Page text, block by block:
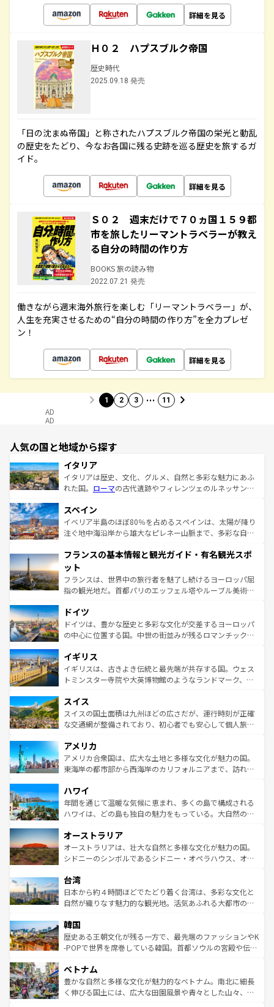
詳細を見る
Ｈ０２ ハプスブルク帝国
歴史時代
2025.09.18 発売
「日の沈まぬ帝国」と称されたハプスブルク帝国の栄光と動乱
の歴史をたどり、今なお各国に残る史跡を巡る歴史を旅するガ
イド。
詳細を見る
Ｓ０２ 週末だけで７０ヵ国１５９都
市を旅したリーマントラベラーが教え
る自分の時間の作り方
BOOKS 旅の読み物
2022.07.21 発売
働きながら週末海外旅行を楽しむ「リーマントラベラー」が、
人生を充実させるための“自分の時間の作り方”を全力プレゼ
ン！
詳細を見る
1 2 3 … 11
AD
AD
人気の国と地域から探す
イタリア
イタリアは歴史、文化、グルメ、自然と多彩な魅力にあふ
れた国。 ローマの古代遺跡やフィレンツェのルネッサンス
ろん、トスカーナの美しい田園風景やアマルフィ海岸の絶
景など、自然景観も見逃せない。観光の合間には、本場の
ピザやパスタなど、絶品のイタリア料理を堪能することも
ませてくれるイタリアで、忘れられない旅をしてみよう！
なお、新着のイタリア情報は
しい。
スペイン
イベリア半島のほぼ80％を占めるスペインは、太陽が降り
注ぐ地中海沿岸から雄大なピレネー山脈まで、多彩な自然
文化が根付くこの国では、情熱的なフラメンコ、熱気あふ
れる闘牛、そして美味しいタパスが生活の一部となってい
る。首都マドリードの洗練された雰囲気や、バルセロナの
アートに溢れた街角から、地方では古代ローマ遺跡や中世
せる。地方によって風土や気候が異なるスペインはその個
性で訪れる人を魅了する。 なお、新着のスペイン情報は コ
ンテンツ一覧を参照してほしい。
フランスの基本情報と観光ガイド・有名観光スポ
ット
フランスは、世界中の旅行者を魅了し続けるヨーロッパ屈
指の観光地だ。首都パリのエッフェル塔やルーブル美術館
で、幅広い魅力が詰まっている。華麗な宮殿、歴史的な大
聖堂、美しいビーチ、そして豊かな自然が、訪れる者を心
から魅了する。また、フランスは美食の国としても知ら
いる。シャンパンの発祥地であるランス、プロヴァンスの
香り高いラベンダー畑など、多彩な楽しみ方が可能だ。さ
らに、パリ以外の地域にも魅力が溢れており、どの街角に
れる地方に足を運ぶとそれぞれで全く異なる文化を体験で
きるだろう。 なお、新着のフランス情報はコンテンツ一覧
を参照してほしい。
ドイツ
ドイツは、豊かな歴史と多彩な文化が交差するヨーロッパ
の中心に位置する国。中世の街並みが残るロマンチック街
顔を持つこの国は、どこを歩いても飽きることがない。ベ
ルリンの文化的活気、バイエルン州のアルプスの絶景、そ
してライン川沿いのワイン畑といった風景は必見。ビール
は、お酒好きな人にはぜひ体験してほしい。 なお、新着の
ドイツ情報はコンテンツ一覧を参照してほしい。
イギリス
イギリスは、古きよき伝統と最先端が共存する国。ウェス
トミンスター寺院や大英博物館のようなランドマーク、歴
リアごとに異なる魅力がある。また、優雅なアフタヌーン
ティー、ビール好きにはたまらない英国パブ、サッカー観
戦など、本場だからこそできる体験も豊富。イギリスを旅
ンツ一覧を参照してほしい。
スイス
スイスの国土面積は九州ほどの広さだが、運行時刻が正確
な交通網が整備されており、初心者でも安心して個人旅行
の建物がそのまま残る町や、スイスならではのユニークな
博物館もあり、アルプス観光だけでなく町歩きも満喫する
ことができる。国民の所得が高いため物価も高いが、旅行
ば市内交通費無料で観光を楽しむこともできる。 なお、新
着のスイス情報はコンテンツ一覧 を参照してほしい。
アメリカ
アメリカ合衆国は、広大な土地と多様な文化が魅力の国。
東海岸の都市部から西海岸のカリフォルニアまで、訪れる
のような巨大都市は、観光、ショッピング、エンターテイ
ンメントが詰まった刺激的なスポットだ。一方、アメリカ
西部には大自然が広がり、グランドキャニオンやイエロー
部のニューオーリンズでは、音楽と美食が融合した独特の
文化が魅力。旅行者はアメリカの各地域で異なる魅力を楽
しみながら、その多様性と豊かな歴史を感じることができ
ならではの贅沢な旅のスタイルだ。 なお、新着のアメリカ
情報はコンテンツ一覧を参照してほしい。
ハワイ
年間を通じて温暖な気候に恵まれ、多くの島で構成される
ハワイは、どの島も独自の魅力をもっている。大自然の神
ワイ島は見逃せない。また、定番の観光地といえばオアフ
島だが、静かな自然を求めるならマウイ島やカウアイ島が
おすすめ。エメラルドグリーンに輝く海をはじめ、豊かな
れるおもてなしの心で訪れる人々を迎えてくれるハワイの
人々、おいしいローカルフードやハワイアンミュージッ
ク、伝統的なフラダンスなど、すべてがハワイの魅力を彩
ワイを、存分に味わってほしい。 なお、新着のハワイ情報
はコンテンツ一覧を参照してほしい。
オーストラリア
オーストラリアは、壮大な自然と多様な文化が魅力の国。
シドニーのシンボルであるシドニー・オペラハウス、オー
リアリーフや大陸中央部にそびえるウルル（エアーズロッ
ク）、タスマニアの美しい原生林やケアンズの熱帯雨林な
ど、見どころがたくさん。また、カフェやワイン、オージ
いる。アクティビティも充実しており、サーフィンやダイ
ビング、ハイキングなど、アウトドア好きにはたまらな
い。オーストラリアの多彩な魅力を存分に味わいつくそ
参照してほしい。
台湾
日本から約４時間ほどでたどり着く台湾は、多彩な文化と
自然が織りなす魅力的な観光地。活気あふれる大都市の台
ン）、静ひつな山岳地帯である台湾東部など、都市の喧騒
と山間の静けさが共存しており、訪れる人に新しい発見と
驚きをもたらしてくれる。また、奥深い台湾の食文化も魅
容にもいいと評判のスイーツなど、バラエティ豊かな料理
が味わえる。 なお、新着の台湾情報は コンテンツ一覧を参
照してほしい。
韓国
歴史ある王朝文化が残る一方で、最先端のファッションやK
-POPで世界を席巻している韓国。首都ソウルの宮殿や伝統
き、地方に足を延ばせば四季折々の自然美を楽しむことが
できる。そして、キムチや焼肉、絶品のストリートフード
まで、さまざまな韓国料理が待っている。夜には、韓国な
ベトナム
豊かな自然と多様な文化が魅力的なベトナム。南北に細長
く伸びる国土には、広大な田園風景や青々とした山々、世